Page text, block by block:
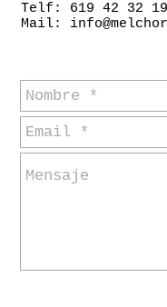
Telf: 619 42 32 19
Mail: